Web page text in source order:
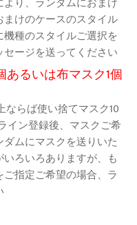
けのケースのスタイル
種のスタイルご選択を
ージを送ってください
るいは布マスク1個
ならば使い捨てマスク10
イン登録後、マスクご希
ムにマスクを送りいた
ろいろありますが、も
指定ご希望の場合、ラ